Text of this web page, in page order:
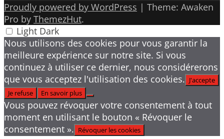
Proudly powered by WordPress | Theme: Awaken
Pro by ThemezHut.
Light Dark
Nous utilisons des cookies pour vous garantir la
meilleure expérience sur notre site. Si vous
continuez à utiliser ce dernier, nous considérerons
que vous acceptez l'utilisation des cookies. J'accepte
Je refuse
En savoir plus
Vous pouvez révoquer votre consentement à tout
moment en utilisant le bouton « Révoquer le
consentement ». Révoquer les cookies